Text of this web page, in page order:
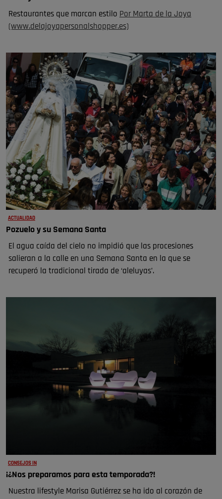
Restaurantes que marcan estilo Por Marta de la Joya
(www.delajoyapersonalshopper.es)
ACTUALIDAD
Pozuelo y su Semana Santa
El agua caída del cielo no impidió que las procesiones
salieran a la calle en una Semana Santa en la que se
recuperó la tradicional tirada de ‘aleluyas’.
CONSEJOS IN
¡¿Nos preparamos para esta temporada?!
Nuestra lifestyle Marisa Gutiérrez se ha ido al corazón de